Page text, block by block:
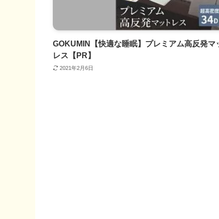
GOKUMIN【快適な睡眠】プレミアム高反発マ
レス【PR】
2021年2月6日